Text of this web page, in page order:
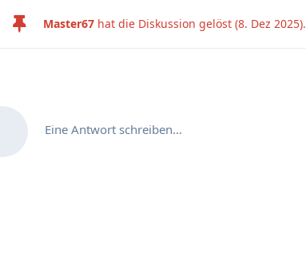
Master67 hat die Diskussion gelöst (8. Dez 2025).
Eine Antwort schreiben…